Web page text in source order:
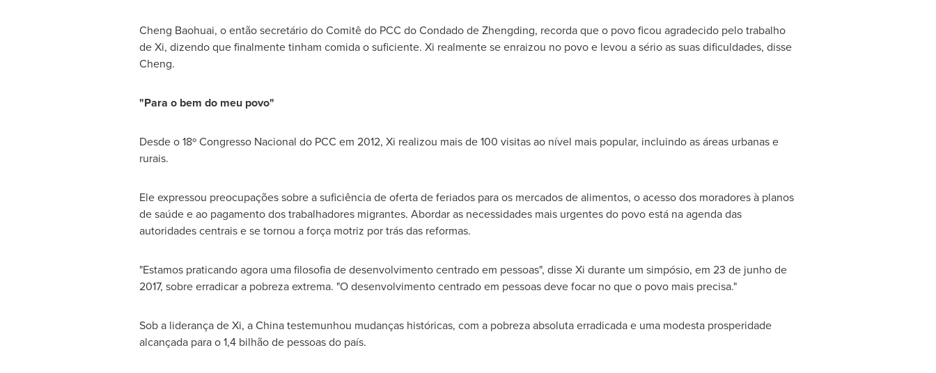
Cheng Baohuai, o então secretário do Comitê do PCC do Condado de Zhengding, recorda que o povo ficou agradecido pelo trabalho
de Xi, dizendo que finalmente tinham comida o suficiente. Xi realmente se enraizou no povo e levou a sério as suas dificuldades, disse
Cheng.
"Para o bem do meu povo"
Desde o 18º Congresso Nacional do PCC em 2012, Xi realizou mais de 100 visitas ao nível mais popular, incluindo as áreas urbanas e
rurais.
Ele expressou preocupações sobre a suficiência de oferta de feriados para os mercados de alimentos, o acesso dos moradores à planos
de saúde e ao pagamento dos trabalhadores migrantes. Abordar as necessidades mais urgentes do povo está na agenda das
autoridades centrais e se tornou a força motriz por trás das reformas.
"Estamos praticando agora uma filosofia de desenvolvimento centrado em pessoas", disse Xi durante um simpósio, em 23 de junho de
2017, sobre erradicar a pobreza extrema. "O desenvolvimento centrado em pessoas deve focar no que o povo mais precisa."
Sob a liderança de Xi, aChinatestemunhou mudanças históricas, com a pobreza absoluta erradicada e uma modesta prosperidade
alcançada para o 1,4 bilhão de pessoas do país.